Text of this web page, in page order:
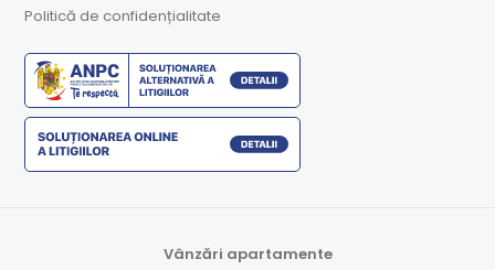
Politică de confidențialitate
Vânzări apartamente